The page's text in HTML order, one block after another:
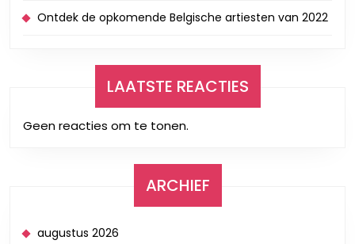
Ontdek de opkomende Belgische artiesten van 2022
LAATSTE REACTIES
Geen reacties om te tonen.
ARCHIEF
augustus 2026